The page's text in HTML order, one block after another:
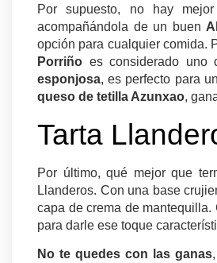
Por supuesto, no hay
acompañándola de un buen
opción para cualquier comida.
Porriño es considerado uno
esponjosa, es perfecto para
queso de tetilla Azunxao,
Tarta
Por último, qué mejor que
Llanderos. Con una base
capa de crema de
para darle ese toque
No te quedes con las ganas